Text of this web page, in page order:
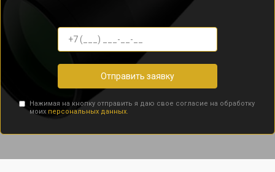
Отправить заявку
Нажимая на кнопку отправить я даю свое согласие на обработку
моих персональных данных.